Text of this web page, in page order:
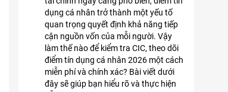
dụng cá nhân trở thành một yếu tố
quan trọng quyết định khả năng tiếp
cận nguồn vốn của mỗi người. Vậy
làm thế nào để kiểm tra CIC, theo dõi
điểm tín dụng cá nhân 2026 một cách
miễn phí và chính xác? Bài viết dưới
đây sẽ giúp bạn hiểu rõ và thực hiện